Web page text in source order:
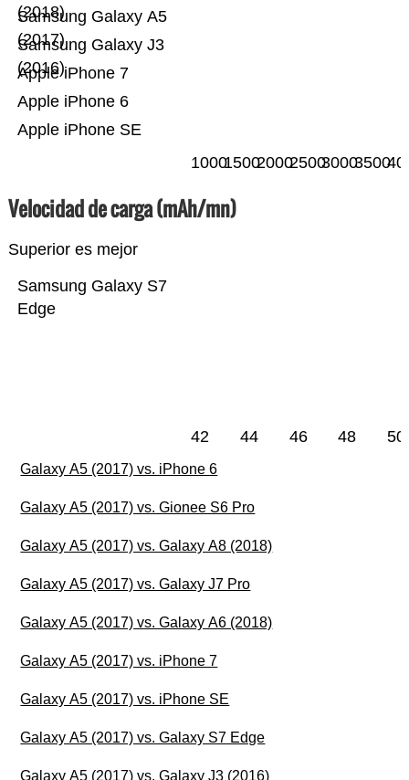
Apple iPhone SE
Apple iPhone 6
Apple iPhone 7
Samsung Galaxy J3
(2016)
Samsung Galaxy A5
(2017)
(2018)
100015002000250030003500
Velocidad de carga (mAh/mn)
Superior es mejor
Samsung Galaxy S7
Edge
42 44 46 48 50
Galaxy A5 (2017) vs. iPhone 6
Galaxy A5 (2017) vs. Gionee S6 Pro
Galaxy A5 (2017) vs. Galaxy A8 (2018)
Galaxy A5 (2017) vs. Galaxy J7 Pro
Galaxy A5 (2017) vs. Galaxy A6 (2018)
Galaxy A5 (2017) vs. iPhone 7
Galaxy A5 (2017) vs. iPhone SE
Galaxy A5 (2017) vs. Galaxy S7 Edge
Galaxy A5 (2017) vs. Galaxy J3 (2016)